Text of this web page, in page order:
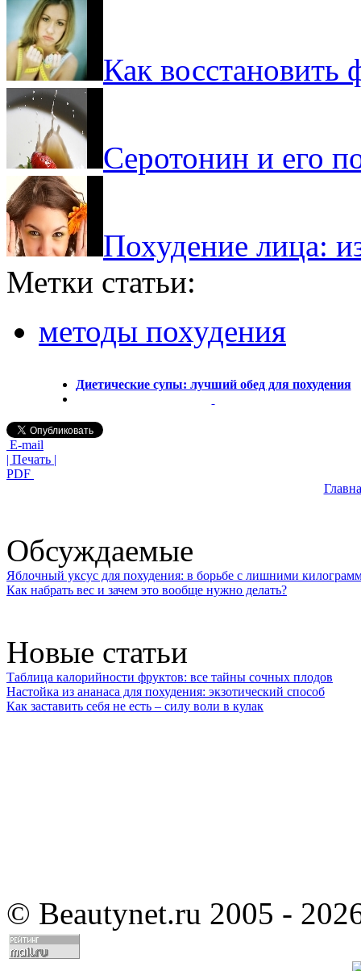
Как восстановить
Серотонин и его
Похудение лица:
Метки статьи:
методы похудения
Диетические супы: лучший обед для похудения
E-mail
| Печать |
PDF
Обсуждаемые
Яблочный уксус для похудения: в борьбе с лишними
Как набрать вес и зачем это вообще нужно делать?
Новые статьи
Таблица калорийности фруктов: все тайны сочных плодов
Настойка из ананаса для похудения: экзотический способ
Как заставить себя не есть – силу воли в кулак
© Beautynet.ru 2005 -